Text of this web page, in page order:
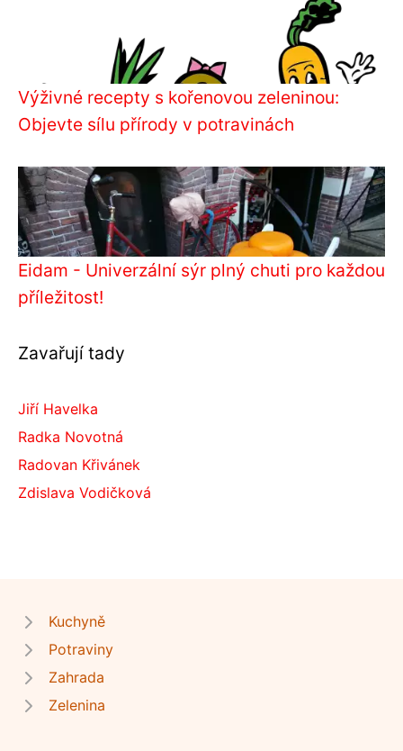
Výživné recepty s kořenovou zeleninou:
Objevte sílu přírody v potravinách
Eidam - Univerzální sýr plný chuti pro každou
příležitost!
Zavařují tady
Jiří Havelka
Radka Novotná
Radovan Křivánek
Zdislava Vodičková
Kuchyně
Potraviny
Zahrada
Zelenina